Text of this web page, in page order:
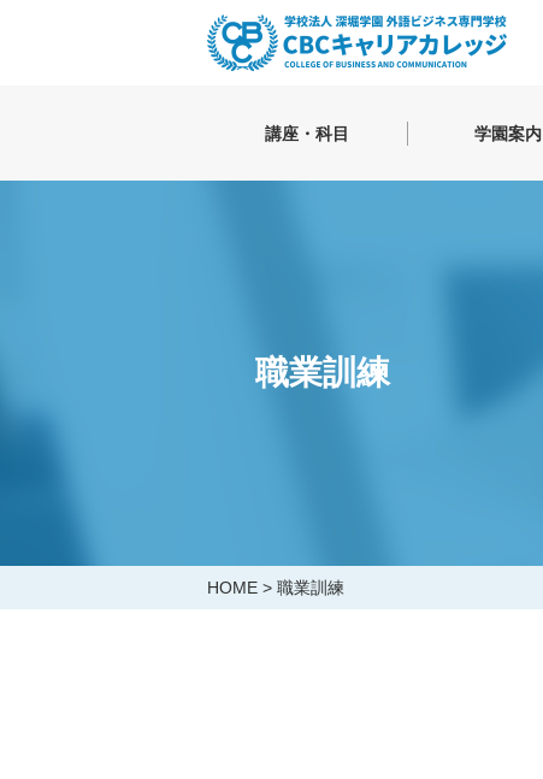
講座・科目
貿易・航空ビジネス
IT・メディア関連講座
その他
学園案内
職業訓練
HOME > 職業訓練